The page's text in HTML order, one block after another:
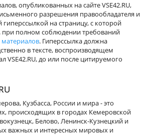
опубликованных на сайте VSE42.RU,
разрешения правообладателя и
на страницу, с которой
при полном соблюдении требований
. Гиперссылка должна
в тексте, воспроизводящем
VSE42.RU, до или после цитируемого
Кузбасса, России и мира - это
происходящих в городах Кемеровской
Белово, Ленинск-Кузнецкий и
важных и интересных мировых и